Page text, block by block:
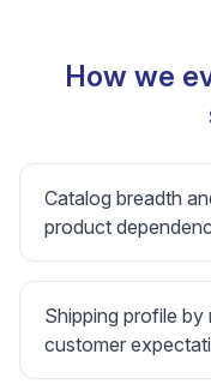
How we
Catalog breadth
product
Shipping profile by
customer